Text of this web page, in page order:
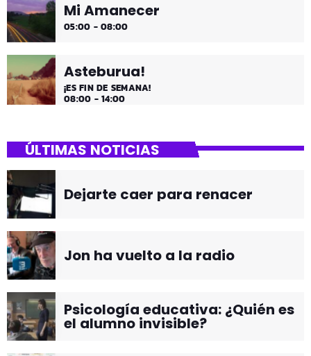
Mi Amanecer
05:00 - 08:00
Asteburua!
¡ES FIN DE SEMANA!
08:00 - 14:00
ÚLTIMAS NOTICIAS
Dejarte caer para renacer
Jon ha vuelto a la radio
Psicología educativa: ¿Quién es
el alumno invisible?